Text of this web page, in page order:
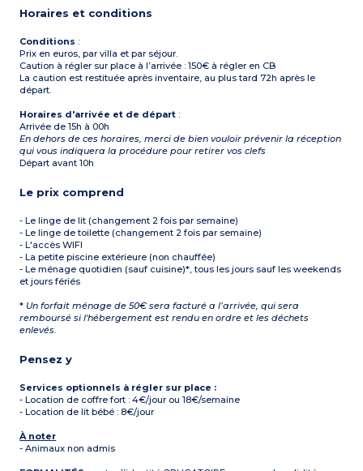
l'étage
(avec participation)
Terrasse avec mobilier de
jardin.
Horaires et conditions
Conditions :
Prix en euros, par villa et par séjour.
Caution à régler sur place à l’arrivée : 150€ à régler en CB
La caution est restituée après inventaire, au plus tard 72h après le
départ.
Horaires d'arrivée et de départ :
Arrivée de 15h à 00h
En dehors de ces horaires, merci de bien vouloir prévenir la réception
qui vous indiquera la procédure pour retirer vos clefs
Départ avant 10h
Le prix comprend
- Le linge de lit (changement 2 fois par semaine)
- Le linge de toilette (changement 2 fois par semaine)
- L'accès WIFI
- La petite piscine extérieure (non chauffée)
- Le ménage quotidien (sauf cuisine)*, tous les jours sauf les weekends
et jours fériés
* Un forfait ménage de 50€ sera facturé a l’arrivée, qui sera
remboursé si l'hébergement est rendu en ordre et les déchets
enlevés.
Pensez y
Services optionnels à régler sur place :
- Location de coffre fort : 4€/jour ou 18€/semaine
- Location de lit bébé : 8€/jour
À noter
- Animaux non admis